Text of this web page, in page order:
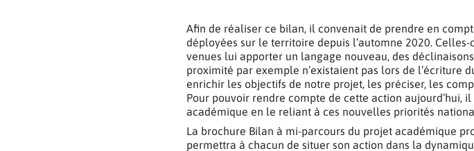
Afin de réaliser ce bilan, il convenait de prendre en
déployées sur le territoire depuis l’automne 2020.
venues lui apporter un langage nouveau, des
proximité par exemple n’existaient pas lors de l’écriture
enrichir les objectifs de notre projet, les préciser, les
Pour pouvoir rendre compte de cette action aujourd’hui,
académique en le reliant à ces nouvelles priorités
La brochure Bilan à mi-parcours du projet académique
permettra à chacun de situer son action dans la